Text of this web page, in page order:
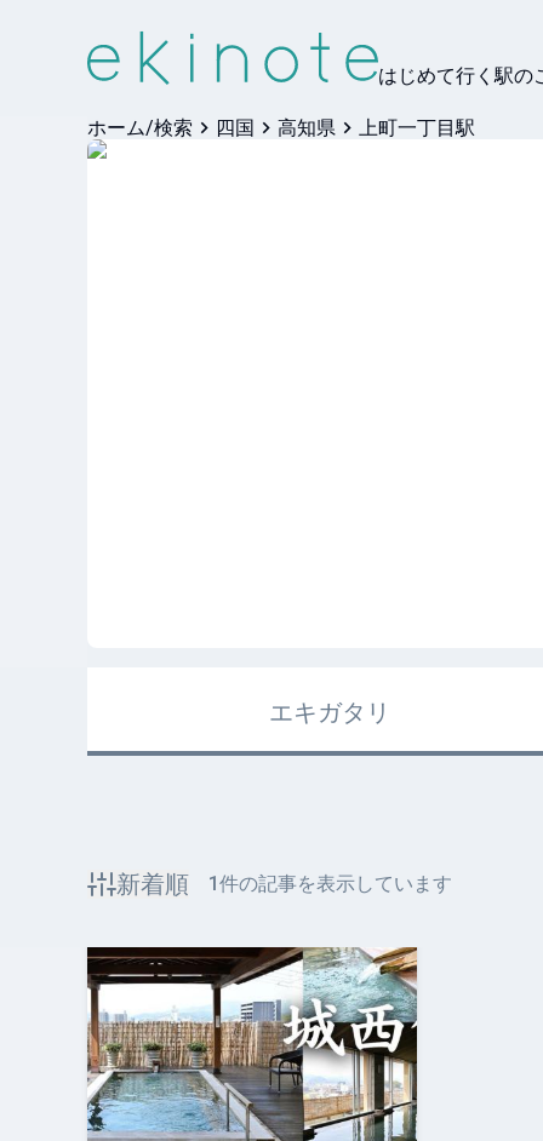
はじめて行く駅の
ホーム/検索 四国 高知県 上町一丁目駅
エキガタリ
新着順 1件の記事を表示しています